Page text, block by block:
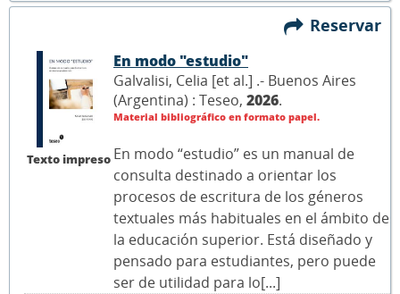
Reservar
Texto impreso
En modo "estudio"
Galvalisi, Celia [et al.] .- Buenos Aires
(Argentina) : Teseo, 2026.
Material bibliográfico en formato papel.
En modo “estudio” es un manual de
consulta destinado a orientar los
procesos de escritura de los géneros
textuales más habituales en el ámbito de
la educación superior. Está diseñado y
pensado para estudiantes, pero puede
ser de utilidad para lo[...]